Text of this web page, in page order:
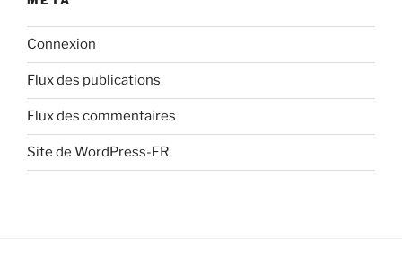
Connexion
Flux des publications
Flux des commentaires
Site de WordPress-FR